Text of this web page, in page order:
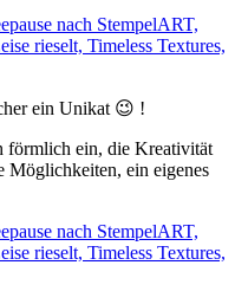
ein Unikat 😉 !
förmlich ein, die Kreativität
Möglichkeiten, ein eigenes